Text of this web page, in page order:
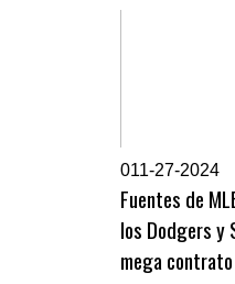
011-27-2024
Fuentes de
los Dodgers y
mega contrato